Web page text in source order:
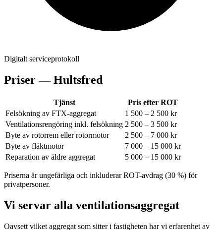
Digitalt serviceprotokoll
Priser —Hultsfred
Tjänst
Pris efter ROT
Felsökning av FTX-aggregat
1 500 – 2 500 kr
Ventilationsrengöring inkl. felsökning 2 500 – 3 500 kr
Byte av rotorrem eller rotormotor
2 500 – 7 000 kr
Byte av fläktmotor
7 000 – 15 000 kr
Reparation av äldre aggregat
5 000 – 15 000 kr
Priserna är ungefärliga och inkluderar ROT-avdrag (30 %) för
privatpersoner.
Vi servar alla ventilationsaggregat
Oavsett vilket aggregat som sitter i fastigheten har vi erfarenhet av